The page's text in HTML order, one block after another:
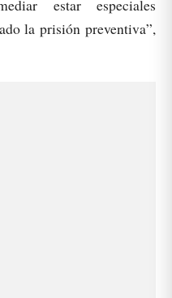
estar especiales
la prisión preventiva”,